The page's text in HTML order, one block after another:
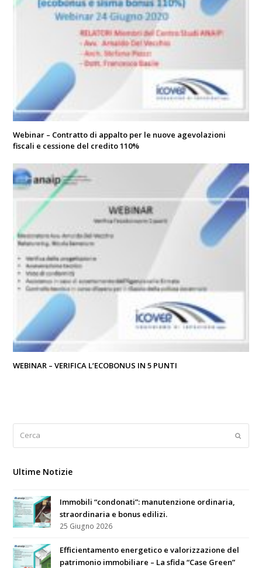
Webinar – Contratto di appalto per le nuove agevolazioni
fiscali e cessione del credito 110%
WEBINAR – VERIFICA L’ECOBONUS IN 5 PUNTI
Ultime Notizie
Immobili “condonati”: manutenzione ordinaria,
straordinaria e bonus edilizi.
25 Giugno 2026
Efficientamento energetico e valorizzazione del
patrimonio immobiliare – La sfida “Case Green”